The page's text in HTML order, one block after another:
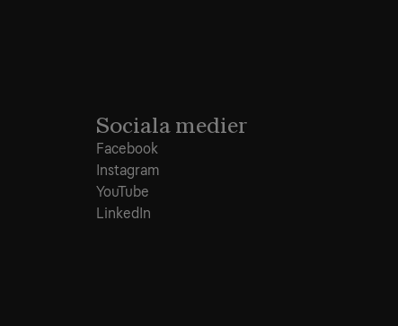
Sociala medier
Facebook
Instagram
YouTube
LinkedIn